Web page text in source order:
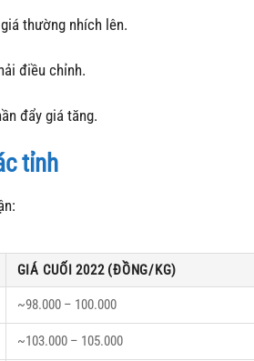
thường nhích lên.
điều chỉnh.
đẩy giá tăng.
tỉnh
GIÁ CUỐI 2022 (ĐỒNG/KG)
~98.000 – 100.000
~103.000 – 105.000